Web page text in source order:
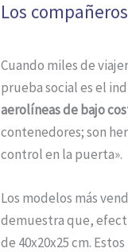
Los
Cuando miles de
prueba social es el
aerolíneas de bajo
contenedores; son
control en la puerta».
Los modelos más
demuestra que,
de 40x20x25 cm.